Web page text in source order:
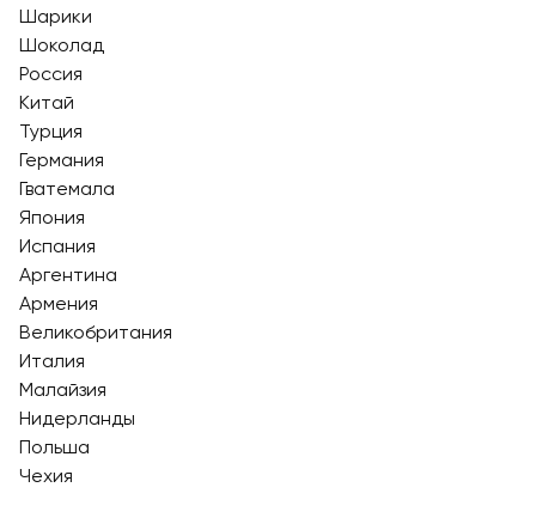
Шарики
Шоколад
Россия
Китай
Турция
Германия
Гватемала
Япония
Испания
Аргентина
Армения
Великобритания
Италия
Малайзия
Нидерланды
Польша
Чехия